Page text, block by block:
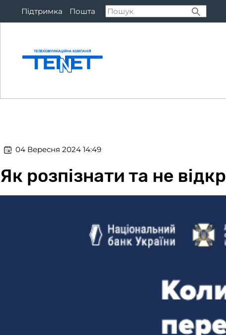
Підтримка Пошта
​​ 04 Вересня 2024 14:49
Як розпізнати та не